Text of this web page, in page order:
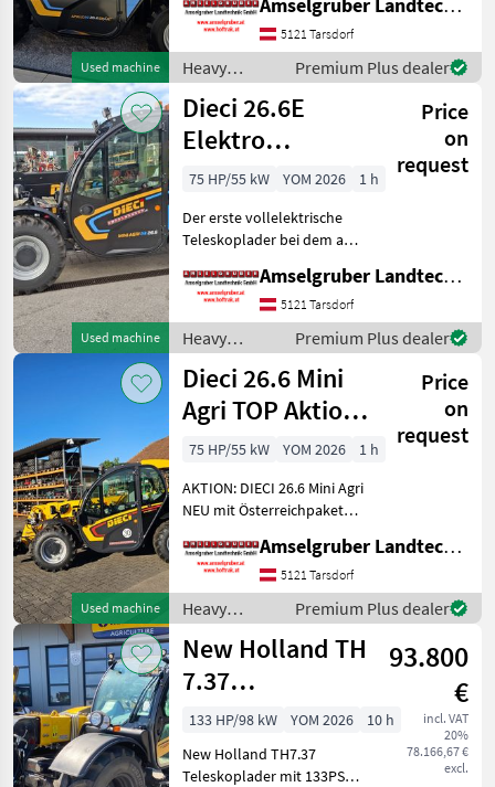
Used machine
Teleskopladermarkt. 100 %
Elektro! -Größte Kabine
(Baugleich vom Modell 26.6
Mini Agri) -Echt
5121 Tarsdorf
Heavy
equipment/
construction
machines /
Dieci
Premium Plus dealer
Used machine
Dieci 26.6E
Elektro
Teleskoplader
Österreichpaket
Price
on
request
75 HP/55 kW YOM 2026
1 h
Der erste vollelektrische
Teleskoplader bei dem an
wurde - MADE BY DIECI!
AKTION: DIECI 26.6 E
Elektro Mini Agri NEU mit
Österreichpaket (TOP
Amselgruber Landtechnik GmbH
5121 Tarsdorf
Heavy
equipment/
construction
machines /
Dieci
Premium Plus dealer
Used machine
Dieci 26.6 Mini
Agri TOP Aktion
mit
Österreichpaket
Price
on
request
75 HP/55 kW YOM 2026
1 h
AKTION: DIECI 26.6 Mini Agri
NEU mit Österreichpaket
Kg Traglast -578cm
Hubhöhe
Werkzeugunterkante -Unter
200cm Bauhöhe -75 PS 4
Zylind
Amselgruber Landtechnik GmbH
5121 Tarsdorf
Heavy
equipment/
construction
machines /
Dieci
Premium Plus dealer
New Holland TH
7.37
Teleskoplader
93.800
€
incl. VAT
20%
78.166,67 €
excl.
133 HP/98 kW YOM 2026
10 h
New Holland TH7.37
Teleskoplader mit 133PS